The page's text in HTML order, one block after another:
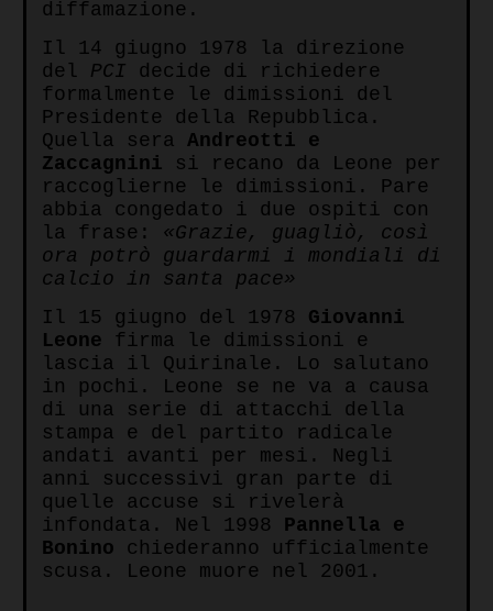
diffamazione.
Il 14 giugno 1978 la direzione
del PCI decide di richiedere
formalmente le dimissioni del
Presidente della Repubblica.
Quella sera Andreotti e
Zaccagnini si recano da Leone per
raccoglierne le dimissioni. Pare
abbia congedato i due ospiti con
la frase: «Grazie, guagliò, così
ora potrò guardarmi i mondiali di
calcio in santa pace»
Il 15 giugno del 1978 Giovanni
Leone firma le dimissioni e
lascia il Quirinale. Lo salutano
in pochi. Leone se ne va a causa
di una serie di attacchi della
stampa e del partito radicale
andati avanti per mesi. Negli
anni successivi gran parte di
quelle accuse si rivelerà
infondata. Nel 1998 Pannella e
Bonino chiederanno ufficialmente
scusa. Leone muore nel 2001.